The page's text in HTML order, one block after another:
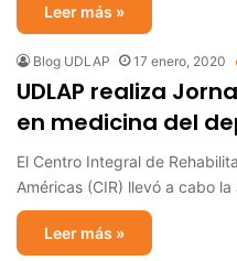
Leer más »
Blog UDLAP 17 enero, 2020
UDLAP realiza
en medicina del
El Centro Integral de
Américas (CIR) llevó a cabo
Leer más »